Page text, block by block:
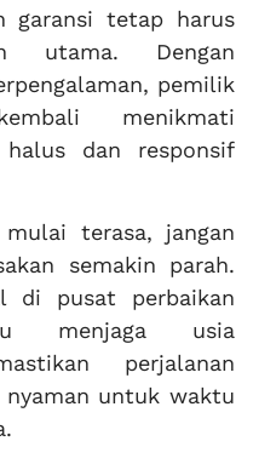
garansi tetap harus
utama. Dengan
pemilik
menikmati
dan responsif
terasa, jangan
semakin parah.
di pusat perbaikan
menjaga usia
perjalanan
nyaman untuk waktu